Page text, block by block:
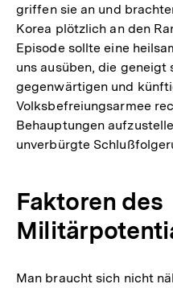
griffen sie an und
Korea plötzlich an den
Episode sollte eine
uns ausüben, die
gegenwärtigen und
Volksbefreiungsarmee
Behauptungen
unverbürgte
Faktoren des
Man braucht sich nicht